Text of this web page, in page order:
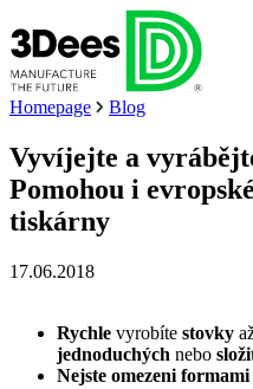
Homepage Blog
Vyvíjejte a
Pomohou i
tiskárny
17.06.2018
Rychle vyrobíte stovky
jednoduchých nebo
Nejste omezeni formami